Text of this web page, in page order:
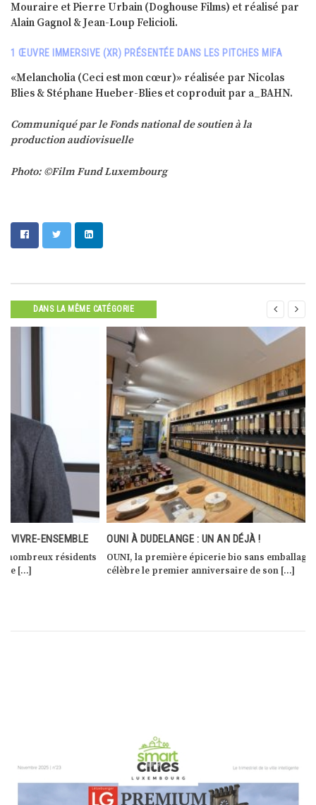
Mouraire et Pierre Urbain (Doghouse Films) et réalisé par
Alain Gagnol & Jean-Loup Felicioli.
1 ŒUVRE IMMERSIVE (XR) PRÉSENTÉE DANS LES PITCHES MIFA
«Melancholia (Ceci est mon cœur)» réalisée par Nicolas
Blies & Stéphane Hueber-Blies et coproduit par a_BAHN.
Communiqué par le Fonds national de soutien à la
production audiovisuelle
Photo: ©Film Fund Luxembourg
DANS LA MÊME CATÉGORIE
OUNI À DUDELANGE : UN AN DÉJÀ !
OUNI, la première épicerie bio sans emballages au Luxembourg,
célèbre le premier anniversaire de son […]
 